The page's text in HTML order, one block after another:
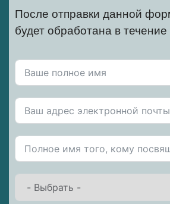
После отправки данной
будет обработана в